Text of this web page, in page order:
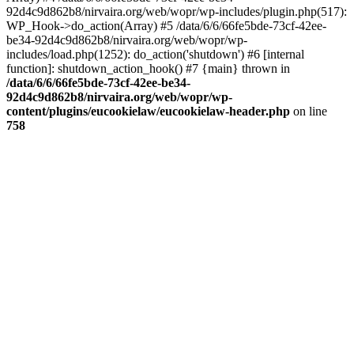
92d4c9d862b8/nirvaira.org/web/wopr/wp-includes/plugin.php(517):
WP_Hook->do_action(Array) #5 /data/6/6/66fe5bde-73cf-42ee-
be34-92d4c9d862b8/nirvaira.org/web/wopr/wp-
includes/load.php(1252): do_action('shutdown') #6 [internal
function]: shutdown_action_hook() #7 {main} thrown in
/data/6/6/66fe5bde-73cf-42ee-be34-
92d4c9d862b8/nirvaira.org/web/wopr/wp-
content/plugins/eucookielaw/eucookielaw-header.php on line
758